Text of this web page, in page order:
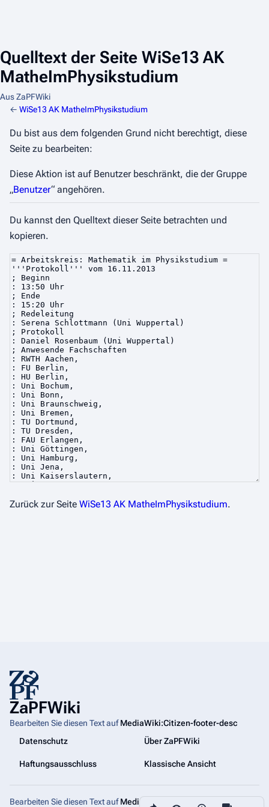
Quelltext der Seite WiSe13 AK
MatheImPhysikstudium
Aus ZaPFWiki
Diese Seite teilen
← WiSe13 AK MatheImPhysikstudium
Du bist aus dem folgenden Grund nicht berechtigt, diese
Seite zu bearbeiten:
Diese Aktion ist auf Benutzer beschränkt, die der Gruppe
„Benutzer“ angehören.
Du kannst den Quelltext dieser Seite betrachten und
kopieren.
Zurück zur Seite WiSe13 AK MatheImPhysikstudium.
ZaPFWiki
Bearbeiten Sie diesen Text aufMediaWiki:Citizen-footer-desc
Datenschutz
Über ZaPFWiki
Haftungsausschluss Klassische Ansicht
Bearbeiten Sie diesen Text aufMediaWiki:Citizen-footer-tagline